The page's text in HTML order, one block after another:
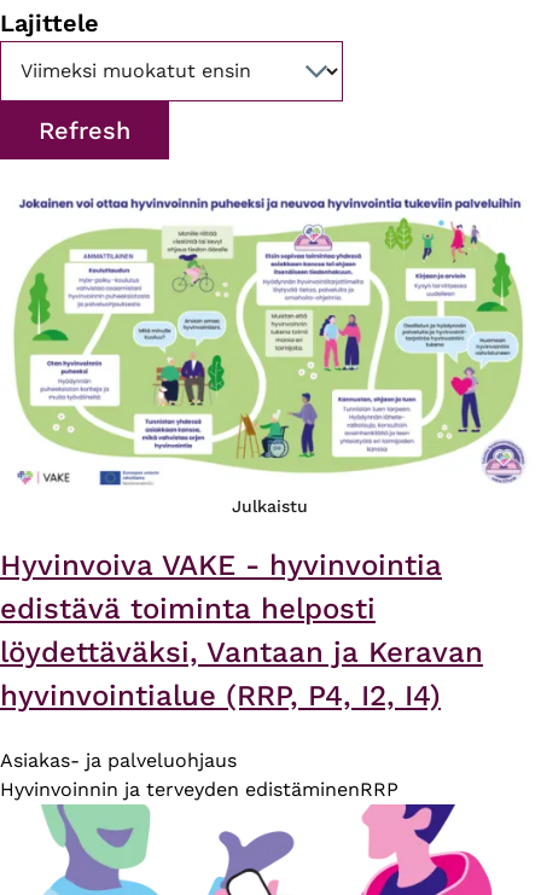
Lajittele
Julkaistu
Hyvinvoiva VAKE - hyvinvointia
edistävä toiminta helposti
löydettäväksi, Vantaan ja Keravan
hyvinvointialue (RRP, P4, I2, I4)
Asiakas- ja palveluohjaus
Hyvinvoinnin ja terveyden edistäminenRRP